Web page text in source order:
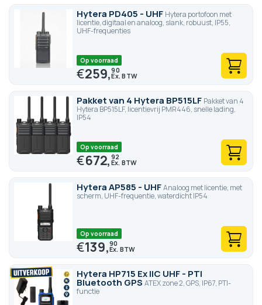
Hytera PD405 - UHF Hytera portofoon met
licentie, digitaal en analoog, slank, robuust, IP55,
UHF-frequenties
Op voorraad
€259,90
Pakket van 4 Hytera BP515LF Pakket van 4
Hytera BP515LF, licentievrij PMR446, snelle lading,
IP54
Op voorraad
€672,92
Hytera AP585 - UHFAnaloog met licentie, met
scherm, UHF-frequentie, waterdicht IP54
Op voorraad
€139,90
Hytera HP715 Ex IIC UHF - PTI
Bluetooth GPS ATEX zone 2, GPS, IP67, PTI-
functie